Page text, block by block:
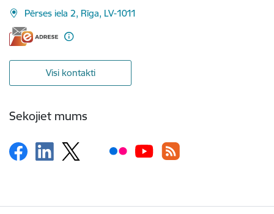
Pērses iela 2, Rīga, LV-1011
Visi kontakti
Sekojiet mums